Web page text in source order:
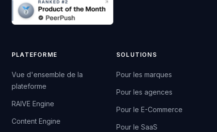
PLATEFORME
Vue d'ensemble de la
plateforme
RAIVE Engine
Content Engine
SOLUTIONS
Pour les marques
Pour les agences
Pour le E-Commerce
Pour le SaaS